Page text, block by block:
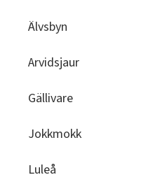
Älvsbyn
Arvidsjaur
Gällivare
Jokkmokk
Luleå